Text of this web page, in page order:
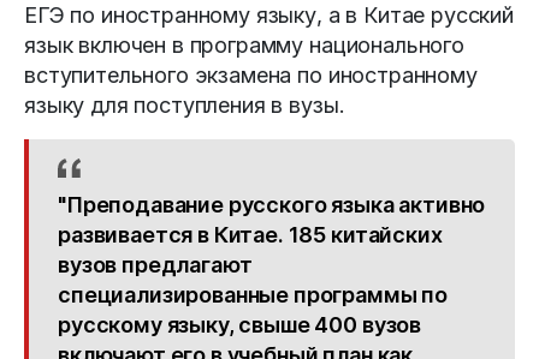
ЕГЭ по иностранному языку, а в Китае русский
язык включен в программу национального
вступительного экзамена по иностранному
языку для поступления в вузы.
"Преподавание русского языка активно
развивается в Китае. 185 китайских
вузов предлагают
специализированные программы по
русскому языку, свыше 400 вузов